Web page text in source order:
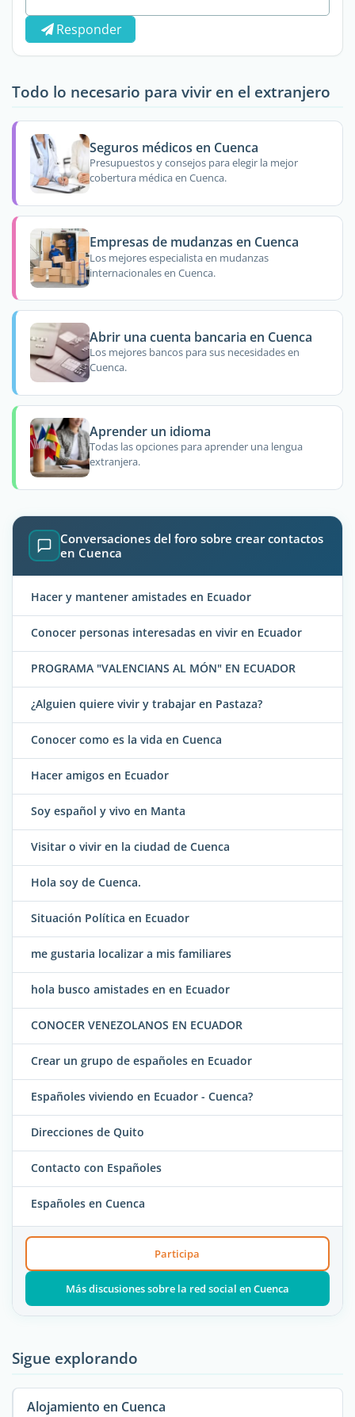
Responder
Todo lo necesario para vivir en el extranjero
Seguros médicos en Cuenca
Presupuestos y consejos para elegir la mejor
cobertura médica en Cuenca.
Empresas de mudanzas en Cuenca
Los mejores especialista en mudanzas
internacionales en Cuenca.
Abrir una cuenta bancaria en Cuenca
Los mejores bancos para sus necesidades en
Cuenca.
Aprender un idioma
Todas las opciones para aprender una lengua
extranjera.
Conversaciones del foro sobre crear contactos
en Cuenca
Hacer y mantener amistades en Ecuador
Conocer personas interesadas en vivir en Ecuador
PROGRAMA "VALENCIANS AL MÓN" EN ECUADOR
¿Alguien quiere vivir y trabajar en Pastaza?
Conocer como es la vida en Cuenca
Hacer amigos en Ecuador
Soy español y vivo en Manta
Visitar o vivir en la ciudad de Cuenca
Hola soy de Cuenca.
Situación Política en Ecuador
me gustaria localizar a mis familiares
hola busco amistades en en Ecuador
CONOCER VENEZOLANOS EN ECUADOR
Crear un grupo de españoles en Ecuador
Españoles viviendo en Ecuador - Cuenca?
Direcciones de Quito
Contacto con Españoles
Españoles en Cuenca
Participa
Más discusiones sobre la red social en Cuenca
Sigue explorando
Alojamiento en Cuenca